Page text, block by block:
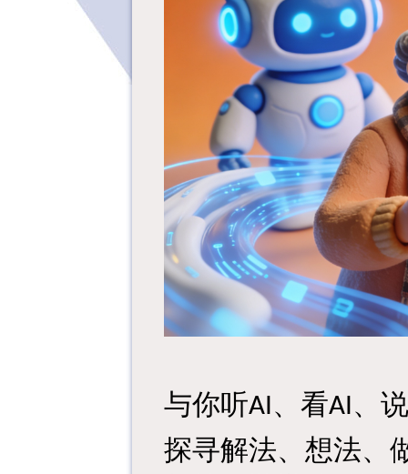
与你听AI、看AI、说
探寻解法、想法、